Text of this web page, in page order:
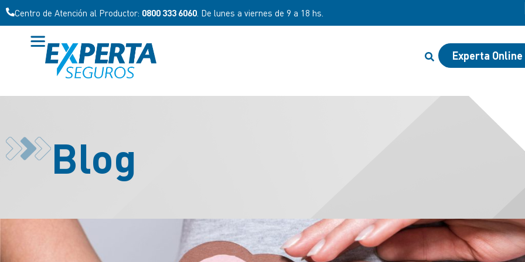
Centro de Atención al Productor: 0800 333 6060 . De lunes a viernes de 9 a 18 hs.
Experta Online
Blog